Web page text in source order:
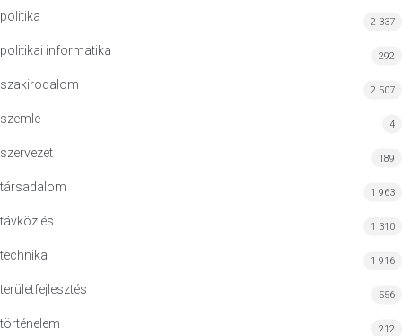
politika 2 337
politikai informatika 292
szakirodalom 2 507
szemle 4
szervezet 189
társadalom 1 963
távközlés 1 310
technika 1 916
területfejlesztés 556
történelem 212